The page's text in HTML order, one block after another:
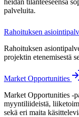
heidän tilanteeseensa
palveluita.
Rahoituksen
Rahoituksen
projektin etenemisestä
Market Opportunities
Market Opportunities -
myyntiliideistä,
sekä eri maita